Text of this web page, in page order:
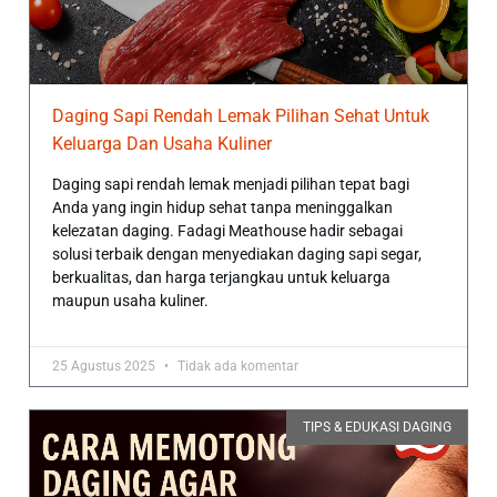
Daging Sapi Rendah Lemak Pilihan Sehat Untuk
Keluarga Dan Usaha Kuliner
Daging sapi rendah lemak menjadi pilihan tepat bagi
Anda yang ingin hidup sehat tanpa meninggalkan
kelezatan daging. Fadagi Meathouse hadir sebagai
solusi terbaik dengan menyediakan daging sapi segar,
berkualitas, dan harga terjangkau untuk keluarga
maupun usaha kuliner.
25 Agustus 2025 Tidak ada komentar
TIPS & EDUKASI DAGING